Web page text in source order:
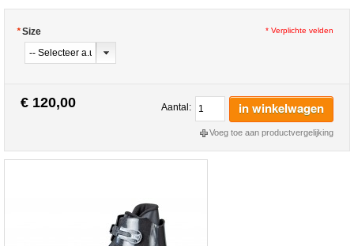
*Size * Verplichte velden
€ 120,00 Aantal: in winkelwagen
Voeg toe aan productvergelijking